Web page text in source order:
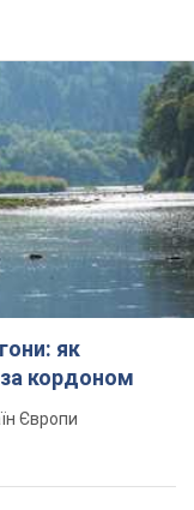
як
кордоном
Європи